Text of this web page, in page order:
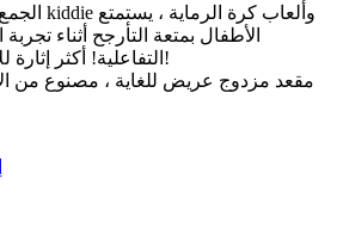
الأطفال بمتعة التأرجح أثناء
التفاعلية! أكثر إثارة للاهتمام ، دخل مرتفع أكثر!